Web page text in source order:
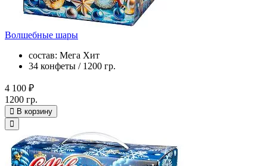
Волшебные шары
состав: Мега Хит
34 конфеты / 1200 гр.
4 100 ₽
1200 гр.
В корзину